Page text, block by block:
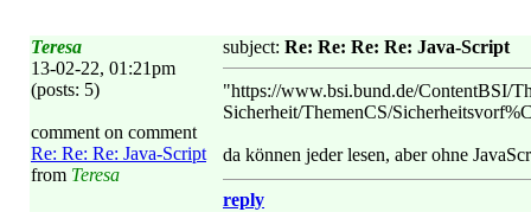
Teresa
13-02-22, 01:21pm
(posts: 5)
comment on comment
Re: Re: Re: Java-Script
from Teresa
subject: Re: Re: Re: Re: Java-Script
"https://www.bsi.bund.de/ContentBSI/
Sicherheit/ThemenCS/
da können jeder lesen, aber ohne
reply